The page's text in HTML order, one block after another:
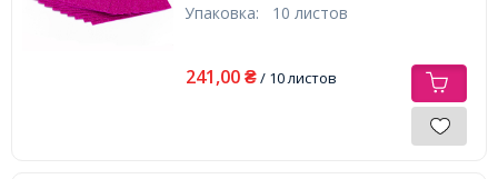
Упаковка: 10 листов
241,00 ₴/ 10 листов